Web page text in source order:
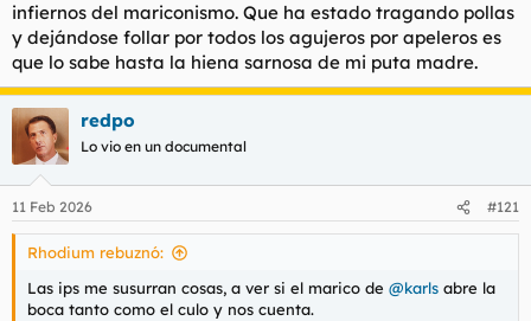
infiernos del mariconismo. Que ha estado tragando pollas
y dejándose follar por todos los agujeros por apeleros es
que lo sabe hasta la hiena sarnosa de mi puta madre.
redpo
Lo vio en un documental
11 Feb 2026 #121
Rhodium rebuznó:
Las ips me susurran cosas, a ver si el marico de @karls abre la
boca tanto como el culo y nos cuenta.